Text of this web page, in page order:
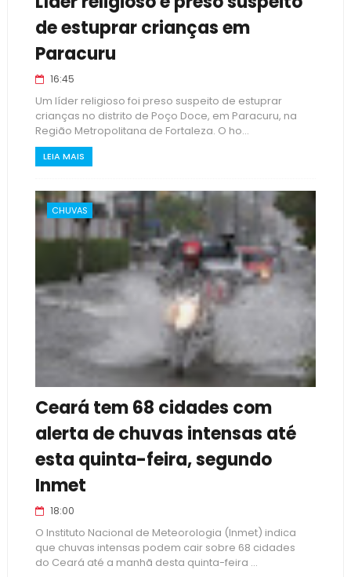
de estuprar crianças em
Paracuru
16:45
Um líder religioso foi preso suspeito de estuprar
crianças no distrito de Poço Doce, em Paracuru, na
Região Metropolitana de Fortaleza. O ho...
LEIA MAIS
CHUVAS
Ceará tem 68 cidades com
alerta de chuvas intensas até
esta quinta-feira, segundo
Inmet
18:00
O Instituto Nacional de Meteorologia (Inmet) indica
que chuvas intensas podem cair sobre 68 cidades
do Ceará até a manhã desta quinta-feira ...